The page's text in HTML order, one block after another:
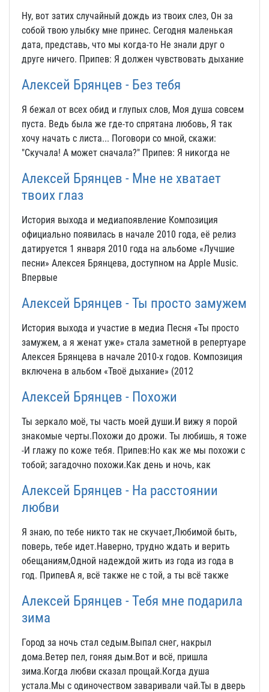
Ну, вот затих случайный дождь из твоих слез, Он за
собой твою улыбку мне принес. Сегодня маленькая
дата, представь, что мы когда-то Не знали друг о
друге ничего. Припев: Я должен чувствовать дыхание
Алексей Брянцев - Без тебя
Я бежал от всех обид и глупых слов, Моя душа совсем
пуста. Ведь была же где-то спрятана любовь, Я так
хочу начать с листа... Поговори со мной, скажи:
"Скучала! А может сначала?" Припев: Я никогда не
Алексей Брянцев - Мне не хватает
твоих глаз
История выхода и медиапоявление Композиция
официально появилась в начале 2010 года, её релиз
датируется 1 января 2010 года на альбоме «Лучшие
песни» Алексея Брянцева, доступном на Apple Music.
Впервые
Алексей Брянцев - Ты просто замужем
История выхода и участие в медиа Песня «Ты просто
замужем, а я женат уже» стала заметной в репертуаре
Алексея Брянцева в начале 2010-х годов. Композиция
включена в альбом «Твоё дыхание» (2012
Алексей Брянцев - Похожи
Ты зеркало моё, ты часть моей души.И вижу я порой
знакомые черты.Похожи до дрожи. Ты любишь, я тоже
-И глажу по коже тебя. Припев:Но как же мы похожи с
тобой; загадочно похожи.Как день и ночь, как
Алексей Брянцев - На расстоянии
любви
Я знаю, по тебе никто так не скучает,Любимой быть,
поверь, тебе идет.Наверно, трудно ждать и верить
обещаниям,Одной надеждой жить из года из года в
год. ПрипевА я, всё также не с той, а ты всё также
Алексей Брянцев - Тебя мне подарила
зима
Город за ночь стал седым.Выпал снег, накрыл
дома.Ветер пел, гоняя дым.Вот и всё, пришла
зима.Когда любви сказал прощай.Когда душа
устала.Мы с одиночеством заваривали чай.Ты в дверь